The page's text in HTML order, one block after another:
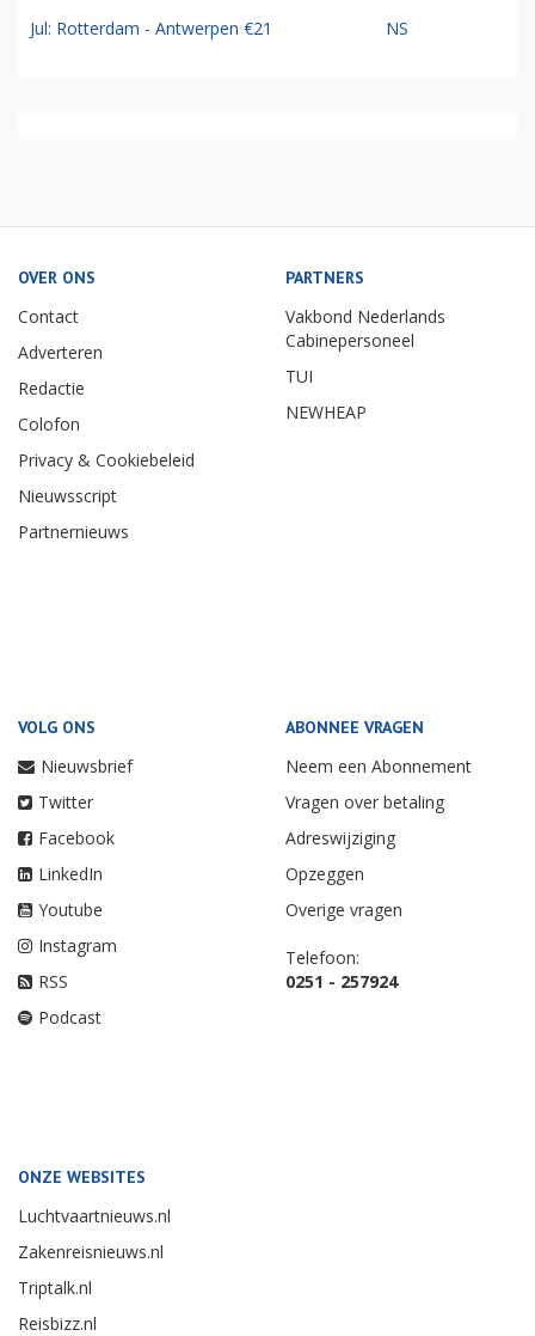
Jul: Rotterdam - Antwerpen €21 NS
OVER ONS
Contact
Adverteren
Redactie
Colofon
Privacy & Cookiebeleid
Nieuwsscript
Partnernieuws
PARTNERS
Vakbond Nederlands
Cabinepersoneel
TUI
NEWHEAP
VOLG ONS
Nieuwsbrief
Twitter
Facebook
LinkedIn
Youtube
Instagram
RSS
Podcast
ABONNEE VRAGEN
Neem een Abonnement
Vragen over betaling
Adreswijziging
Opzeggen
Overige vragen
Telefoon:
0251 - 257924
ONZE WEBSITES
Luchtvaartnieuws.nl
Zakenreisnieuws.nl
Triptalk.nl
Reisbizz.nl